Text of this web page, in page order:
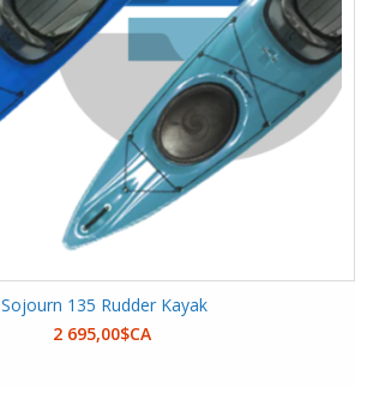
Sojourn 135 Rudder Kayak
2 695,00$CA